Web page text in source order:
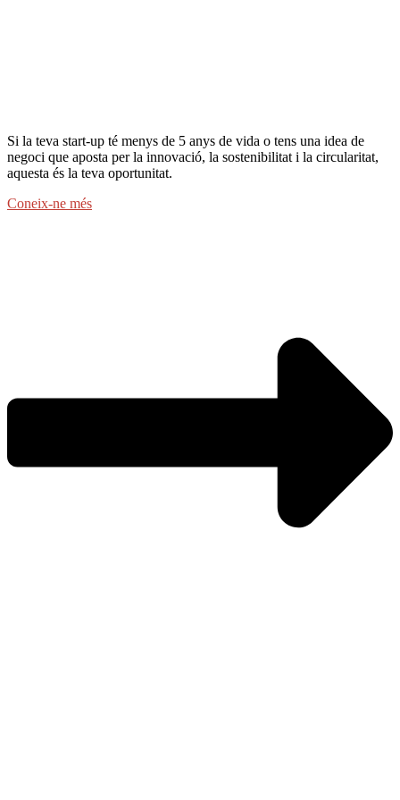
Si la teva start-up té menys de 5 anys de vida o tens una idea de
negoci que aposta per la innovació, la sostenibilitat i la circularitat,
aquesta és la teva oportunitat.
Coneix-ne més